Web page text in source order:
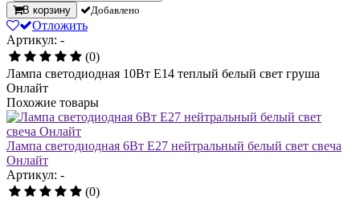
В корзину Добавлено
Отложить
Артикул: -
(0)
Лампа светодиодная 10Вт Е14 теплый белый свет груша
Онлайт
Похожие товары
Лампа светодиодная 6Вт Е27 нейтральный белый свет свеча
Онлайт
Артикул: -
(0)